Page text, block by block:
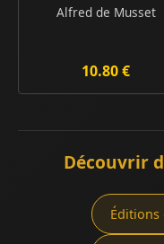
Alfred de Musset
10.80 €
Découvrir
Éditions